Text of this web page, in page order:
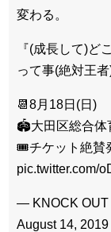
変わる。
『(成長して)ど
って事(絶対王者
📆8月18日(日)
🏟️大田区総合体
🎟️チケット絶賛
pic.twitter.com/
— KNOCK OUT
August 14, 2019